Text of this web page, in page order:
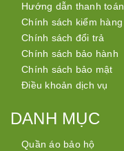
Hướng dẫn thanh toán
Chính sách kiểm hàng
Chính sách đổi trả
Chính sách bảo hành
Chính sách bảo mật
Điều khoản dịch vụ
DANH MỤC
Quần áo bảo hộ